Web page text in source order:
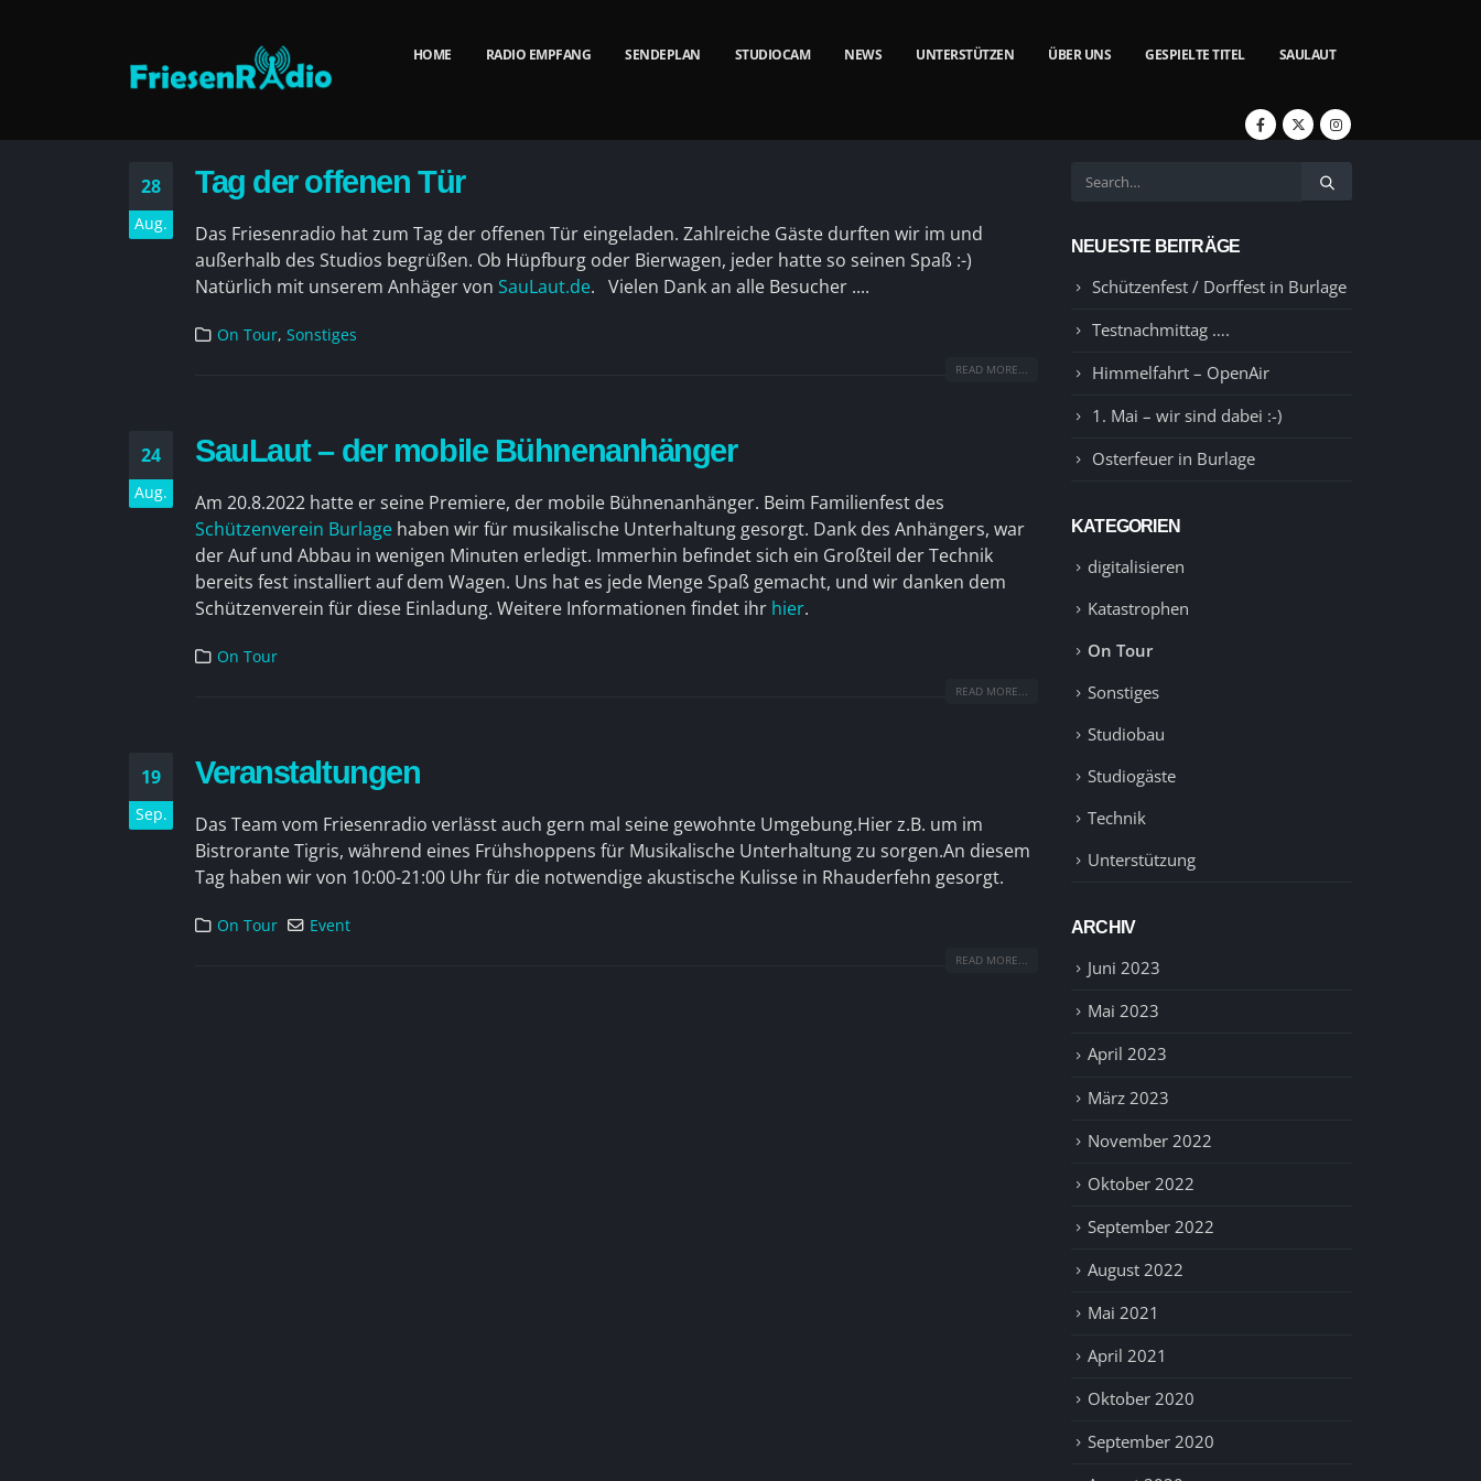
HOME RADIO EMPFANG SENDEPLAN STUDIOCAM NEWS UNTERSTÜTZEN ÜBER UNS GESPIELTE TITEL SAULAUT
28
Aug.
Tag der offenen Tür
Das Friesenradio hat zum Tag der offenen Tür eingeladen. Zahlreiche Gäste durften wir im und
außerhalb des Studios begrüßen. Ob Hüpfburg oder Bierwagen, jeder hatte so seinen Spaß :-)
Natürlich mit unserem Anhäger von SauLaut.de. Vielen Dank an alle Besucher ....
On Tour,Sonstiges
READ MORE...
24
Aug.
SauLaut – der mobile Bühnenanhänger
Am 20.8.2022 hatte er seine Premiere, der mobile Bühnenanhänger. Beim Familienfest des
Schützenverein Burlage haben wir für musikalische Unterhaltung gesorgt. Dank des Anhängers, war
der Auf und Abbau in wenigen Minuten erledigt. Immerhin befindet sich ein Großteil der Technik
bereits fest installiert auf dem Wagen. Uns hat es jede Menge Spaß gemacht, und wir danken dem
Schützenverein für diese Einladung. Weitere Informationen findet ihr hier.
On Tour
READ MORE...
19
Sep.
Veranstaltungen
Das Team vom Friesenradio verlässt auch gern mal seine gewohnte Umgebung.Hier z.B. um im
Bistrorante Tigris, während eines Frühshoppens für Musikalische Unterhaltung zu sorgen.An diesem
Tag haben wir von 10:00-21:00 Uhr für die notwendige akustische Kulisse in Rhauderfehn gesorgt.
On Tour Event
READ MORE...
NEUESTE BEITRÄGE
Schützenfest / Dorffest in Burlage
Testnachmittag ….
Himmelfahrt – OpenAir
1. Mai – wir sind dabei :-)
Osterfeuer in Burlage
KATEGORIEN
digitalisieren
Katastrophen
On Tour
Sonstiges
Studiobau
Studiogäste
Technik
Unterstützung
ARCHIV
Juni 2023
Mai 2023
April 2023
März 2023
November 2022
Oktober 2022
September 2022
August 2022
Mai 2021
April 2021
Oktober 2020
September 2020